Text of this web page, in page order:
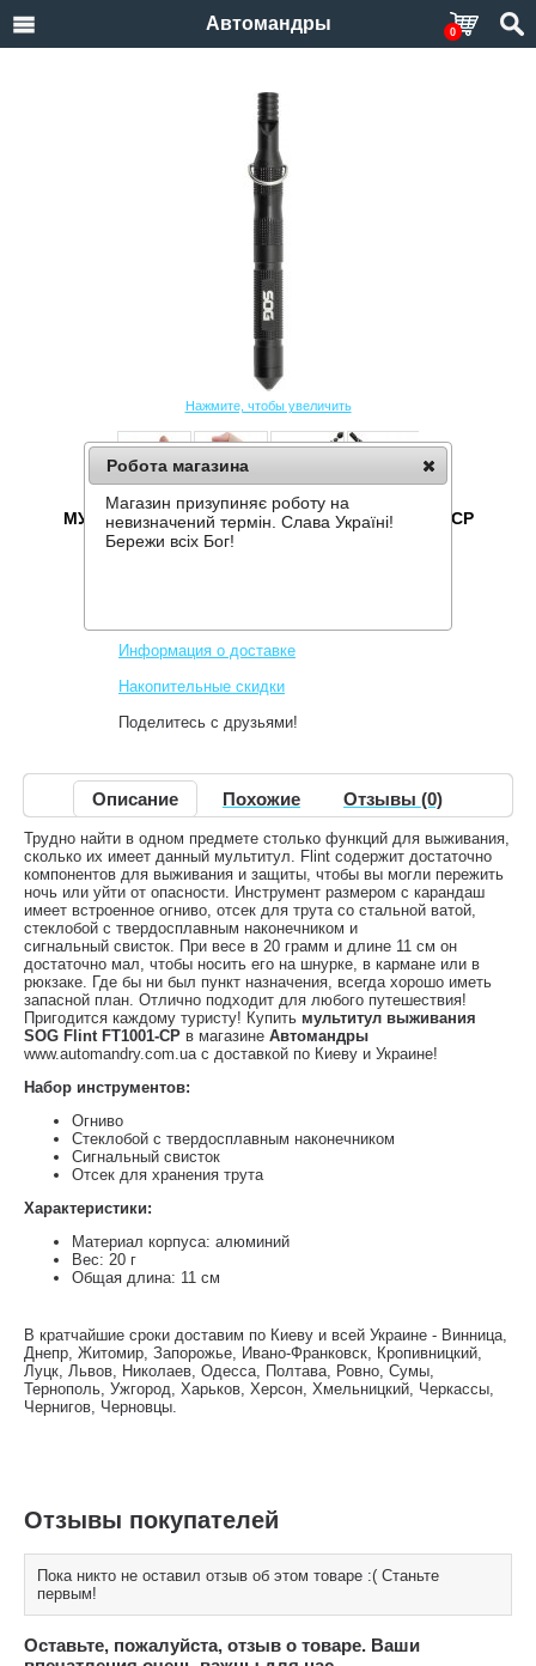
Автомандры 0
Нажмите, чтобы увеличить
МУЛЬТИТУЛ ВЫЖИВАНИЯ SOG FLINT FT1001-CP
Информация о доставке
Накопительные скидки
Поделитесь с друзьями!
Описание Похожие Отзывы (0)
Трудно найти в одном предмете столько функций для выживания,
сколько их имеет данный мультитул. Flint содержит достаточно
компонентов для выживания и защиты, чтобы вы могли пережить
ночь или уйти от опасности. Инструмент размером с карандаш
имеет встроенное огниво, отсек для трута со стальной ватой,
стеклобой с твердосплавным наконечником и
сигнальный свисток. При весе в 20 грамм и длине 11 см он
достаточно мал, чтобы носить его на шнурке, в кармане или в
рюкзаке. Где бы ни был пункт назначения, всегда хорошо иметь
запасной план. Отлично подходит для любого путешествия!
Пригодится каждому туристу! Купить мультитул выживания
SOG Flint FT1001-CP в магазине Автомандры
www.automandry.com.ua с доставкой по Киеву и Украине!
Набор инструментов:
Огниво
Стеклобой с твердосплавным наконечником
Сигнальный свисток
Отсек для хранения трута
Характеристики:
Материал корпуса: алюминий
Вес: 20 г
Общая длина: 11 см
В кратчайшие сроки доставим по Киеву и всей Украине - Винница,
Днепр, Житомир, Запорожье, Ивано-Франковск, Кропивницкий,
Луцк, Львов, Николаев, Одесса, Полтава, Ровно, Сумы,
Тернополь, Ужгород, Харьков, Херсон, Хмельницкий, Черкассы,
Чернигов, Черновцы.
Отзывы покупателей
Пока никто не оставил отзыв об этом товаре :( Станьте
первым!
Оставьте, пожалуйста, отзыв о товаре. Ваши
Робота магазина
Магазин призупиняє роботу на
невизначений термін. Слава Україні!
Бережи всіх Бог!